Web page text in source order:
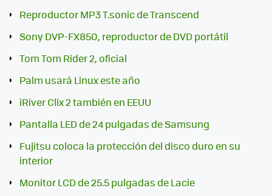
Reproductor MP3 T.sonic de Transcend
Sony DVP-FX850, reproductor de DVD portátil
Tom Tom Rider 2, oficial
Palm usará Linux este año
iRiver Clix 2 también en EEUU
Pantalla LED de 24 pulgadas de Samsung
Fujitsu coloca la protección del disco duro en su
interior
Monitor LCD de 25.5 pulgadas de Lacie